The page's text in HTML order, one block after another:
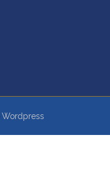
Wordpress